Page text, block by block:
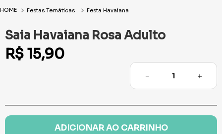
Festas Temáticas Festa Havaiana
Saia Havaiana Rosa Adulto
R$ 15,90
＋
－
ADICIONAR AO CARRINHO